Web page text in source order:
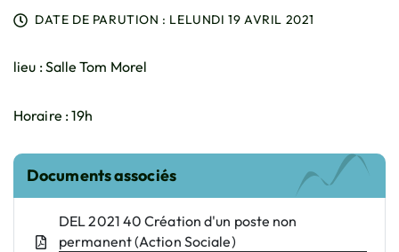
DATE DE PARUTION : LELUNDI 19 AVRIL 2021
lieu : Salle Tom Morel
Horaire : 19h
Documents associés
DEL 2021 40 Création d'un poste non
permanent (Action Sociale)